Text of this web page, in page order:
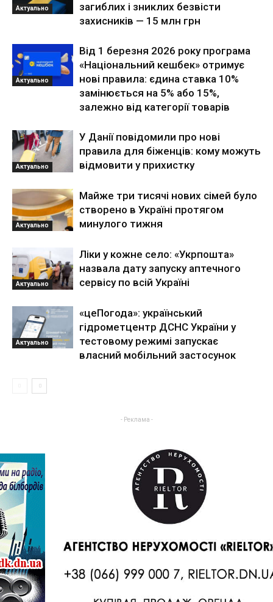
Актуально
загиблих і зниклих безвісти
захисників — 15 млн грн
Актуально
Від 1 березня 2026 року програма
«Національний кешбек» отримує
нові правила: єдина ставка 10%
замінюється на 5% або 15%,
залежно від категорії товарів
Актуально
У Данії повідомили про нові
правила для біженців: кому можуть
відмовити у прихистку
Актуально
Майже три тисячі нових сімей було
створено в Україні протягом
минулого тижня
Актуально
Ліки у кожне село: «Укрпошта»
назвала дату запуску аптечного
сервісу по всій Україні
Актуально
«цеПогода»: український
гідрометцентр ДСНС України у
тестовому режимі запускає
власний мобільний застосунок
- Реклама -